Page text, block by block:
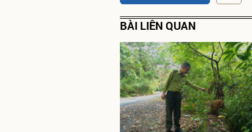
BÀI LIÊN QUAN